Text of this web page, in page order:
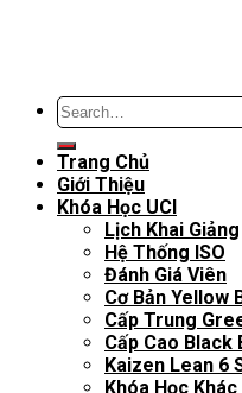
Trang Chủ
Giới Thiệu
Khóa Học UCI
Lịch Khai Giảng
Hệ Thống ISO
Đánh Giá Viên
Cơ Bản Yellow
Cấp Trung
Cấp Cao Black
Kaizen Lean 6
Khóa Học Khác